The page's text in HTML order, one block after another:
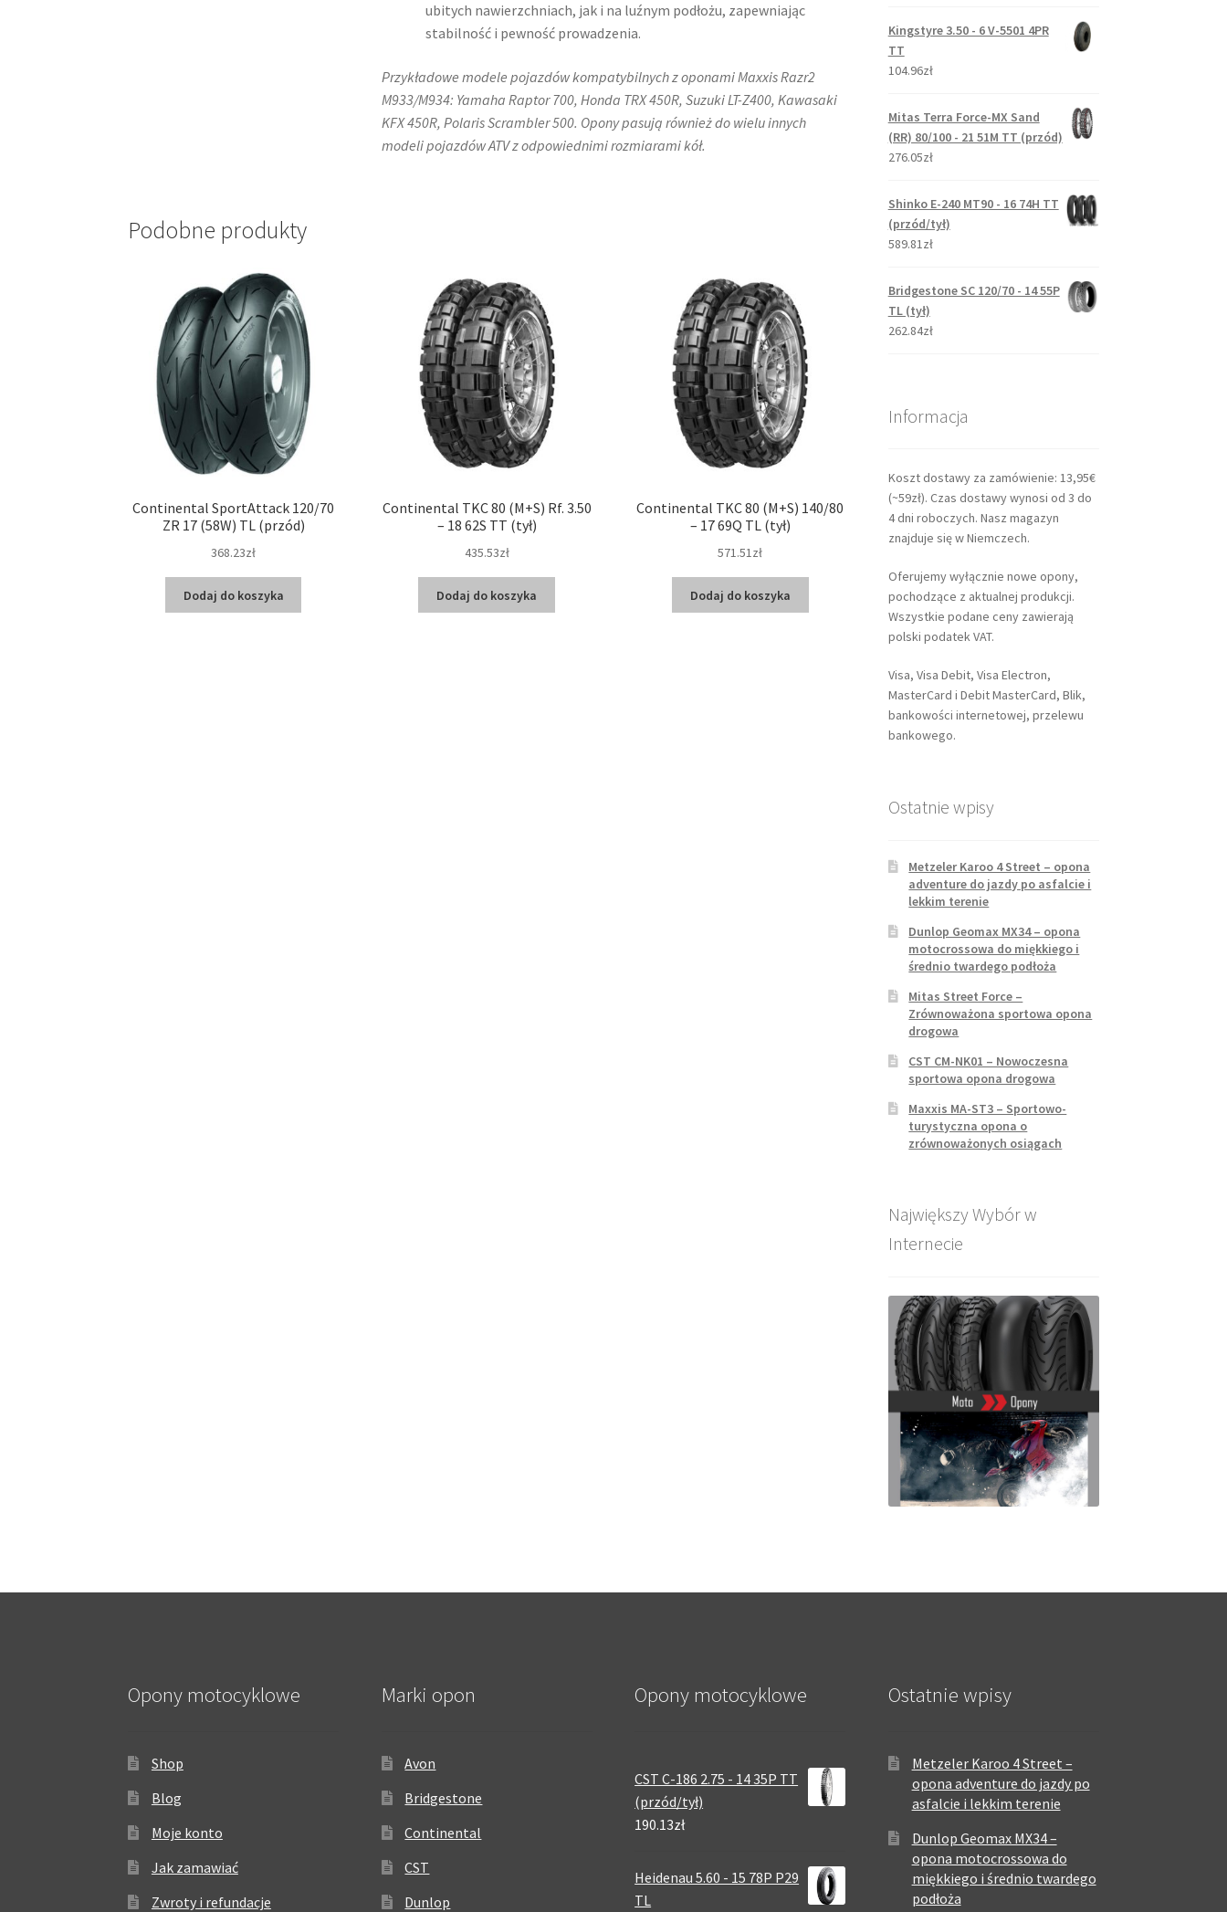
ubitych nawierzchniach, jak i na luźnym podłożu, zapewniając
stabilność i pewność prowadzenia.
Przykładowe modele pojazdów kompatybilnych z oponami Maxxis Razr2
M933/M934: Yamaha Raptor 700, Honda TRX 450R, Suzuki LT-Z400, Kawasaki
KFX 450R, Polaris Scrambler 500. Opony pasują również do wielu innych
modeli pojazdów ATV z odpowiednimi rozmiarami kół.
Podobne produkty
Continental SportAttack 120/70
ZR 17 (58W) TL (przód)
368.23zł
Dodaj do koszyka
Continental TKC 80 (M+S) Rf. 3.50
– 18 62S TT (tył)
435.53zł
Dodaj do koszyka
Continental TKC 80 (M+S) 140/80
– 17 69Q TL (tył)
571.51zł
Dodaj do koszyka
Kingstyre 3.50 - 6 V-5501 4PR
TT
104.96zł
Mitas Terra Force-MX Sand
(RR) 80/100 - 21 51M TT (przód)
276.05zł
Shinko E-240 MT90 - 16 74H TT
(przód/tył)
589.81zł
Bridgestone SC 120/70 - 14 55P
TL (tył)
262.84zł
Informacja
Koszt dostawy za zamówienie: 13,95€
(~59zł). Czas dostawy wynosi od 3 do
4 dni roboczych. Nasz magazyn
znajduje się w Niemczech.
Oferujemy wyłącznie nowe opony,
pochodzące z aktualnej produkcji.
Wszystkie podane ceny zawierają
polski podatek VAT.
Visa, Visa Debit, Visa Electron,
MasterCard i Debit MasterCard, Blik,
bankowości internetowej, przelewu
bankowego.
Ostatnie wpisy
Metzeler Karoo 4 Street – opona
adventure do jazdy po asfalcie i
lekkim terenie
Dunlop Geomax MX34 – opona
motocrossowa do miękkiego i
średnio twardego podłoża
Mitas Street Force –
Zrównoważona sportowa opona
drogowa
CST CM-NK01 – Nowoczesna
sportowa opona drogowa
Maxxis MA-ST3 – Sportowo-
turystyczna opona o
zrównoważonych osiągach
Największy Wybór w
Internecie
Opony motocyklowe
Shop
Blog
Moje konto
Jak zamawiać
Zwroty i refundacje
Marki opon
Avon
Bridgestone
Continental
CST
Dunlop
Opony motocyklowe
CST C-186 2.75 - 14 35P TT
(przód/tył)
190.13zł
Heidenau 5.60 - 15 78P P29
TL
Ostatnie wpisy
Metzeler Karoo 4 Street –
opona adventure do jazdy po
asfalcie i lekkim terenie
Dunlop Geomax MX34 –
opona motocrossowa do
miękkiego i średnio twardego
podłoża